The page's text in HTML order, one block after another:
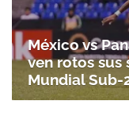
México vs
ven rotos sus
Mundial Sub-